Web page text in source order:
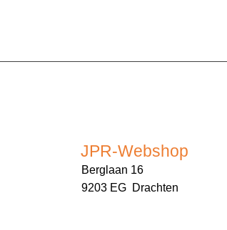
JPR-Webshop
Berglaan 16
9203 EG Drachten